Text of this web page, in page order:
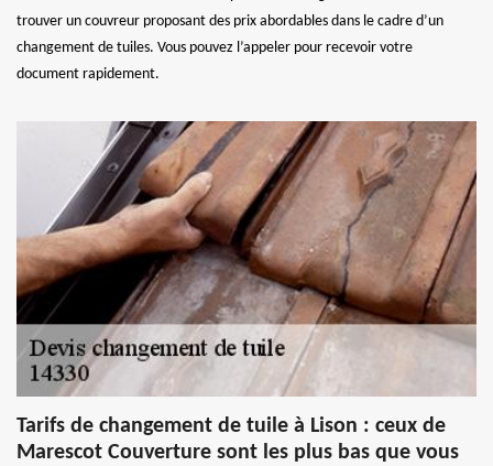
trouver un couvreur proposant des prix abordables dans le cadre d’un
changement de tuiles. Vous pouvez l’appeler pour recevoir votre
document rapidement.
Tarifs de changement de tuile à Lison : ceux de
Marescot Couverture sont les plus bas que vous